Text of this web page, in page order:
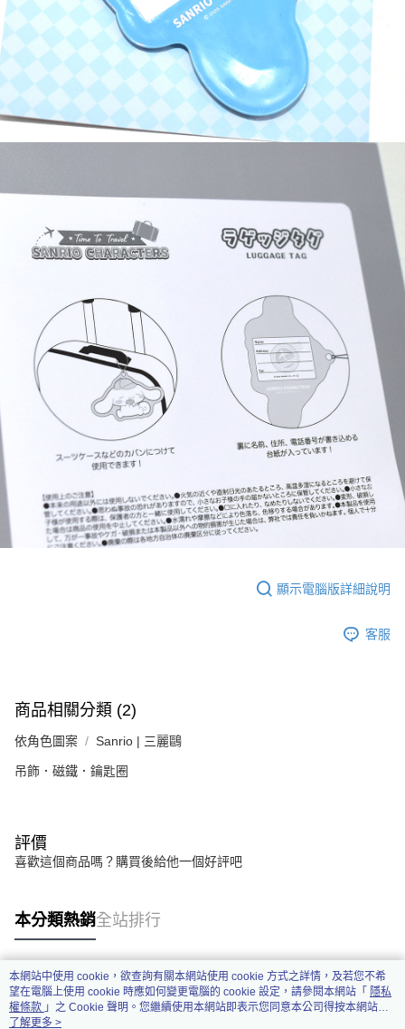
顯示電腦版詳細說明
客服
商品相關分類 (2)
依角色圖案 Sanrio | 三麗鷗
吊飾．磁鐵．鑰匙圈
評價
喜歡這個商品嗎？購買後給他一個好評吧
本分類熱銷全站排行
熱門標籤
本網站中使用 cookie，欲查詢有關本網站使用 cookie 方式之詳情，及若您不希
望在電腦上使用 cookie 時應如何變更電腦的 cookie 設定，請參閱本網站「 隱私
權條款 」之 Cookie 聲明。您繼續使用本網站即表示您同意本公司得按本網站使
用條款之 Cookie 聲明使用 cookie。
了解更多 >